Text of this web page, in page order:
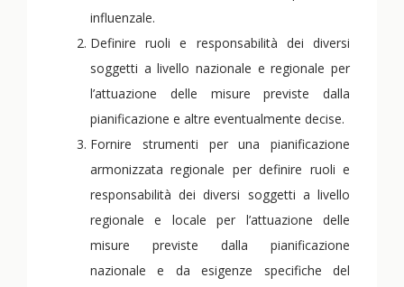
influenzale.
Definire ruoli e responsabilità dei diversi
soggetti a livello nazionale e regionale per
l’attuazione delle misure previste dalla
pianificazione e altre eventualmente decise.
Fornire strumenti per una pianificazione
armonizzata regionale per definire ruoli e
responsabilità dei diversi soggetti a livello
regionale e locale per l’attuazione delle
misure previste dalla pianificazione
nazionale e da esigenze specifiche del